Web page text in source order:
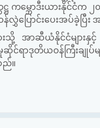
ကမ္ဘောဒီးယားနိုင်ငံက
န်လွှဲပြောင်းပေးအပ်ခဲ့ပ
းသို့ အာဆီယံနိုင်ငံများနှ
င်ရာဒုတိယဝန်ကြီးချုပ်မျ
ည်။